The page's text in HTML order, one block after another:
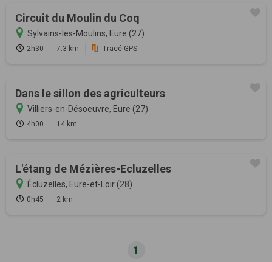
Circuit du Moulin du Coq
Sylvains-les-Moulins, Eure (27)
2h30 7.3 km Tracé GPS
Dans le sillon des agriculteurs
Villiers-en-Désoeuvre, Eure (27)
4h00 14 km
L'étang de Mézières-Ecluzelles
Écluzelles, Eure-et-Loir (28)
0h45 2 km
1